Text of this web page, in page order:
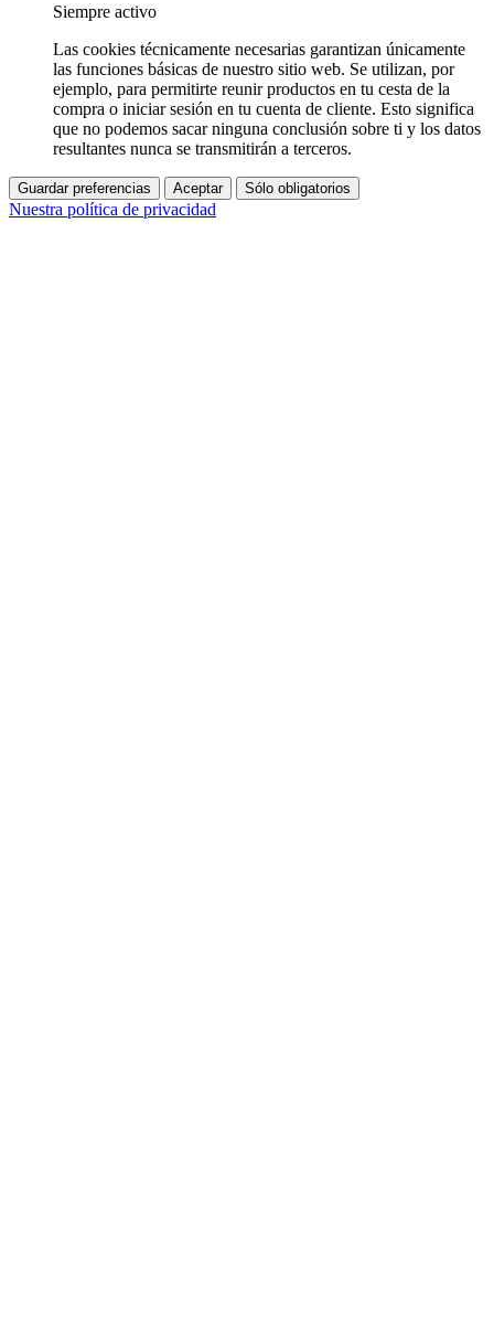
Siempre activo
Las cookies técnicamente necesarias garantizan únicamente
las funciones básicas de nuestro sitio web. Se utilizan, por
ejemplo, para permitirte reunir productos en tu cesta de la
compra o iniciar sesión en tu cuenta de cliente. Esto significa
que no podemos sacar ninguna conclusión sobre ti y los datos
resultantes nunca se transmitirán a terceros.
Guardar preferencias Aceptar Sólo obligatorios
Nuestra política de privacidad